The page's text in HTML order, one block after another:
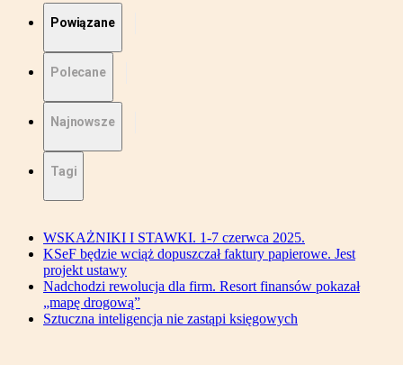
Powiązane
Polecane
Najnowsze
Tagi
WSKAŻNIKI I STAWKI. 1-7 czerwca 2025.
KSeF będzie wciąż dopuszczał faktury papierowe. Jest
projekt ustawy
Nadchodzi rewolucja dla firm. Resort finansów pokazał
„mapę drogową”
Sztuczna inteligencja nie zastąpi księgowych